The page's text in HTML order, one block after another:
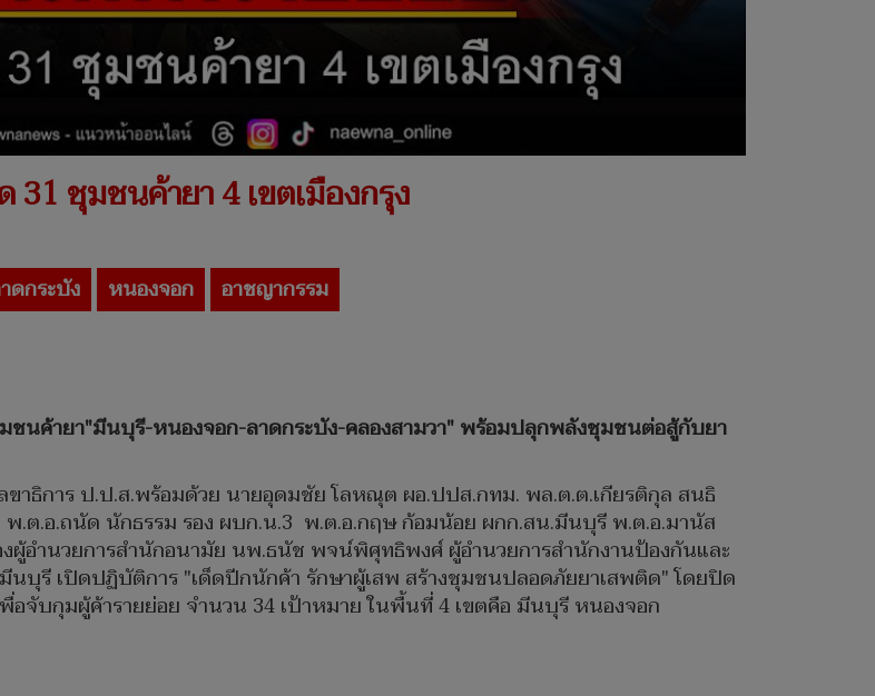
31 ชุมชนค้ายา 4 เขตเมืองกรุง
ดกระบัง หนองจอก อาชญากรรม
ชนค้ายา"มีนบุรี-หนองจอก-ลาดกระบัง-คลองสามวา" พร้อมปลุกพลังชุมชนต่อสู้กับยา
าธิการ ป.ป.ส.พร้อมด้วย นายอุดมชัย โลหณุต ผอ.ปปส.กทม. พล.ต.ต.เกียรติกุล สนธิ
.ต.อ.ถนัด นักธรรม รอง ผบก.น.3 พ.ต.อ.กฤษ ก้อมน้อย ผกก.สน.มีนบุรี พ.ต.อ.มานัส
อำนวยการสำนักอนามัย นพ.ธนัช พจน์พิศุทธิพงศ์ ผู้อำนวยการสำนักงานป้องกันและ
บุรี เปิดปฏิบัติการ "เด็ดปีกนักค้า รักษาผู้เสพ สร้างชุมชนปลอดภัยยาเสพติด" โดยปิด
จับกุมผู้ค้ารายย่อย จำนวน 34 เป้าหมาย ในพื้นที่ 4 เขตคือ มีนบุรี หนองจอก